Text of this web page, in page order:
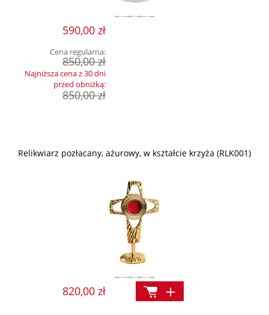
590,00 zł
Cena regularna:
850,00 zł
Najniższa cena z 30 dni
przed obniżką:
850,00 zł
Relikwiarz pozłacany, ażurowy, w kształcie krzyża (RLK001)
820,00 zł